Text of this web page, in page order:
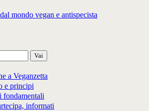
a Veganzetta
e principi
informati